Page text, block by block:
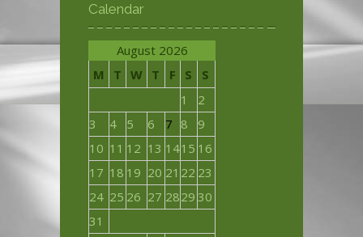
Calendar
August 2026
M
T W T F S
S
1
2
3
4 5 6 7 8
9
10 11 12 13 1415 16
17 18 19 20 21 22 23
24 25 26 27 2829 30
31